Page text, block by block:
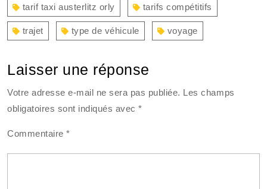
tarif taxi austerlitz orly tarifs compétitifs
trajet type de véhicule voyage
Laisser une réponse
Votre adresse e-mail ne sera pas publiée. Les champs
obligatoires sont indiqués avec*
Commentaire*